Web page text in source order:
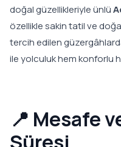
doğal güzellikleriyle ünlü
özellikle sakin tatil ve
tercih edilen
ile yolculuk hem konforlu
📍 Mesafe